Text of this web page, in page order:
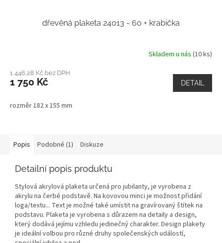
dřevěná plaketa 24013 - 60 + krabička
Skladem u nás (10 ks)
1 446,28 Kč bez DPH
1 750 Kč DETAIL
rozměr 182 x 155 mm
Popis Podobné (1) Diskuze
Detailní popis produktu
Stylová akrylová plaketa určená pro jubilanty, je vyrobena z
akrylu na čerbé podstavě. Na kovovou minci je možnost přidání
loga/textu... Text je možné také umístit na gravírovaný štítek na
podstavu. Plaketa je vyrobena s důrazem na detaily a design,
který dodává jejímu vzhledu jedinečný charakter. Design plakety
je ideální volbou pro různé druhy společenských událostí,